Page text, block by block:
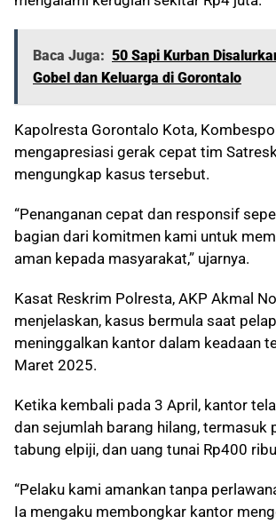
Baca Juga: 50 Sapi Kurban
Gobel dan Keluarga di Gorontalo
Kapolresta Gorontalo Kota,
mengapresiasi gerak cepat tim
mengungkap kasus tersebut.
“Penanganan cepat dan responsif
bagian dari komitmen kami untuk
aman kepada masyarakat,” ujarnya.
Kasat Reskrim Polresta, AKP Akmal
menjelaskan, kasus bermula saat
meninggalkan kantor dalam keadaan
Maret 2025.
Ketika kembali pada 3 April, kantor
dan sejumlah barang hilang, termasuk
tabung elpiji, dan uang tunai Rp400
“Pelaku kami amankan tanpa
Ia mengaku membongkar kantor